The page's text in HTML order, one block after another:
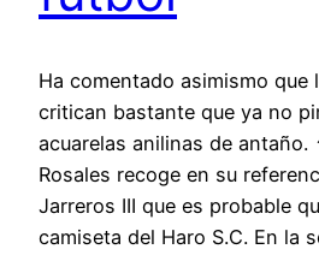
Ha comentado asimismo
critican bastante que ya no
acuarelas anilinas de
Rosales recoge en su
Jarreros III que es probable
camiseta del Haro S.C. En la